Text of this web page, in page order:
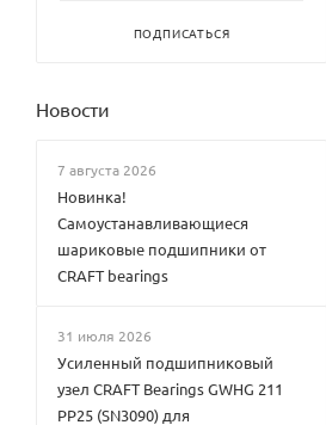
ПОДПИСАТЬСЯ
Новости
7 августа 2026
Новинка!
Самоустанавливающиеся
шариковые подшипники от
CRAFT bearings
31 июля 2026
Усиленный подшипниковый
узел CRAFT Bearings GWHG 211
PP25 (SN3090) для